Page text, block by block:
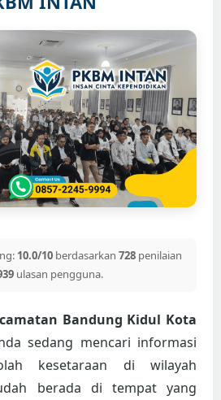
10.0/10berdasarkan 728penilaian
ulasan pengguna.
Bandung Kidul Kota
sedang mencari informasi
kesetaraan di wilayah
berada di tempat yang